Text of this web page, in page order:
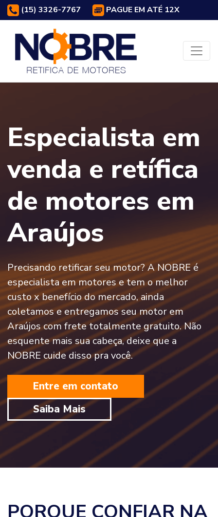
(15) 3326-7767 PAGUE EM ATÉ 12X
Especialista em
venda e retífica
de motores em
Araújos
Precisando retificar seu motor? A NOBRE é
especialista em motores e tem o melhor
custo x benefício do mercado, ainda
coletamos e entregamos seu motor em
Araújos com frete totalmente gratuito. Não
esquente mais sua cabeça, deixe que a
NOBRE cuide disso pra você.
Entre em contato
Saiba Mais
PORQUE CONFIAR NA